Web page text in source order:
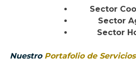
Sector
Sector
Sector
Nuestro Portafolio de Servicios